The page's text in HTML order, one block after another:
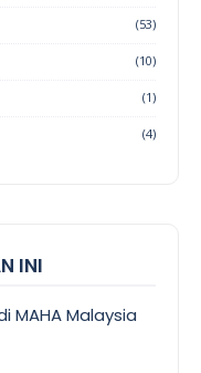
(53)
(10)
(1)
(4)
INI
MAHA Malaysia